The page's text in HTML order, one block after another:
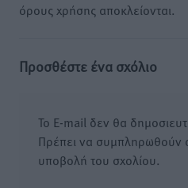
όρους χρήσης αποκλείονται.
Προσθέστε ένα σχόλιο
Το E-mail δεν θα
Πρέπει να συμπληρωθούν
υποβολή του σχολίου.